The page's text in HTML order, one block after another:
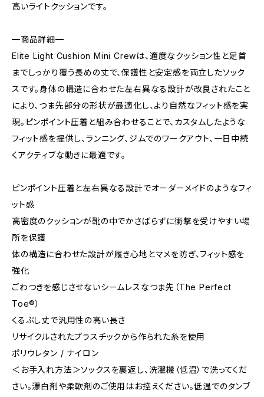
高いライトクッションです。
━商品詳細━
Elite Light Cushion Mini Crewは、適度なクッション性と足首
までしっかり覆う長めの丈で、保護性と安定感を両立したソック
スです。身体の構造に合わせた左右異なる設計が改良されたこと
により、つま先部分の形状が最適化し、より自然なフィット感を実
現。ピンポイント圧着と組み合わせることで、カスタムしたような
フィット感を提供し、ランニング、ジムでのワークアウト、一日中続
くアクティブな動きに最適です。
ピンポイント圧着と左右異なる設計でオーダーメイドのようなフィ
ット感
高密度のクッションが靴の中でかさばらずに衝撃を受けやすい場
所を保護
体の構造に合わせた設計が履き心地とマメを防ぎ、フィット感を
強化
ごわつきを感じさせないシームレスなつま先（The Perfect
Toe®）
くるぶし丈で汎用性の高い長さ
リサイクルされたプラスチックから作られた糸を使用
ポリウレタン / ナイロン
＜お手入れ方法＞ソックスを裏返し、洗濯機（低温）で洗ってくだ
さい。漂白剤や柔軟剤のご使用はお控えください。低温でのタンブ